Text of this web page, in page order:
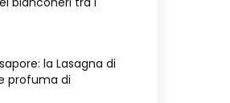
la Lasagna di
profuma di